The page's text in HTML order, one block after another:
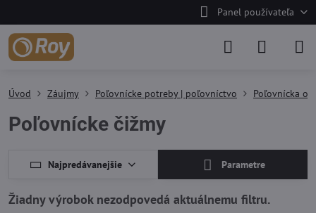
Panel používateľa
Úvod Záujmy Poľovnícke potreby | poľovníctvo Poľovnícka
Poľovnícke čižmy
Najpredávanejšie Parametre